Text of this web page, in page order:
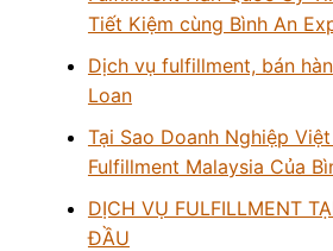
Tiết Kiệm cùng Bình An
Dịch vụ fulfillment, bán
Loan
Tại Sao Doanh Nghiệp
Fulfillment Malaysia Của
DỊCH VỤ FULFILLMENT
ĐẦU